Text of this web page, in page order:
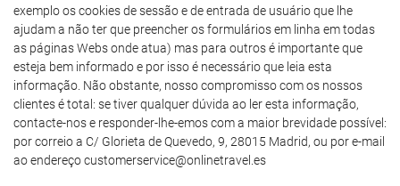
exemplo os cookies de sessão e de entrada de usuário que lhe
ajudam a não ter que preencher os formulários em linha em todas
as páginas Webs onde atua) mas para outros é importante que
esteja bem informado e por isso é necessário que leia esta
informação. Não obstante, nosso compromisso com os nossos
clientes é total: se tiver qualquer dúvida ao ler esta informação,
contacte-nos e responder-lhe-emos com a maior brevidade possível:
por correio a C/ Glorieta de Quevedo, 9, 28015 Madrid, ou por e-mail
ao endereço customerservice@onlinetravel.es